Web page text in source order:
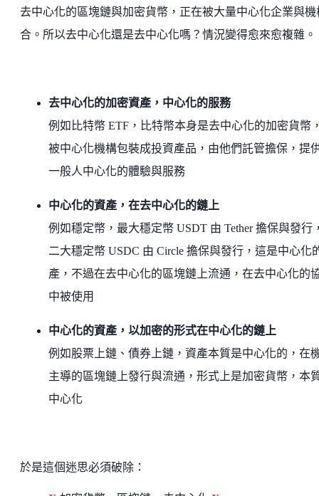
去中心化的區塊鏈與加密貨幣，正在被大量中心化企業與機
合。所以去中心化還是去中心化嗎？情況變得愈來愈複雜。
去中心化的加密資產，中心化的服務
例如比特幣 ETF，比特幣本身是去中心化的加密貨幣
被中心化機構包裝成投資產品，由他們託管擔保，提
一般人中心化的體驗與服務
中心化的資產，在去中心化的鏈上
例如穩定幣，最大穩定幣 USDT 由 Tether 擔保與發行
二大穩定幣 USDC 由 Circle 擔保與發行，這是中心化
產，不過在去中心化的區塊鏈上流通，在去中心化的
中被使用
中心化的資產，以加密的形式在中心化的鏈上
例如股票上鏈、債券上鏈，資產本質是中心化的，在
主導的區塊鏈上發行與流通，形式上是加密貨幣，本
中心化
於是這個迷思必須破除：